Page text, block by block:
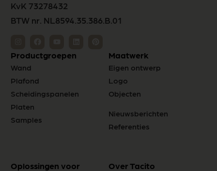
KvK 73278432
BTW nr. NL8594.35.386.B.01
Productgroepen
Wand
Plafond
Scheidingspanelen
Platen
Samples
Maatwerk
Eigen ontwerp
Logo
Objecten
Nieuwsberichten
Referenties
Oplossingen voor Over Tacito